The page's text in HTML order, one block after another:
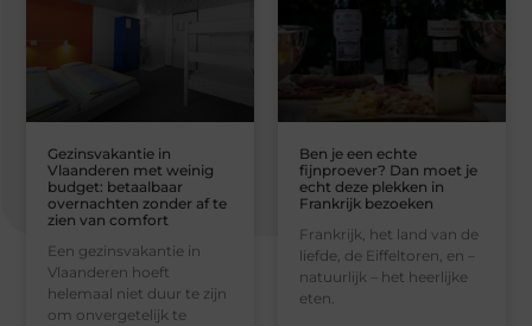
Gezinsvakantie in
Vlaanderen met weinig
budget: betaalbaar
overnachten zonder af te
zien van comfort
Een gezinsvakantie in
Vlaanderen hoeft
helemaal niet duur te zijn
om onvergetelijk te
Ben je een echte
fijnproever? Dan moet je
echt deze plekken in
Frankrijk bezoeken
Frankrijk, het land van de
liefde, de Eiffeltoren, en –
natuurlijk – het heerlijke
eten.